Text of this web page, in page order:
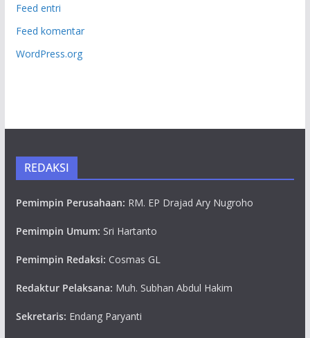
Feed entri
Feed komentar
WordPress.org
REDAKSI
Pemimpin Perusahaan: RM. EP Drajad Ary Nugroho
Pemimpin Umum: Sri Hartanto
Pemimpin Redaksi: Cosmas GL
Redaktur Pelaksana: Muh. Subhan Abdul Hakim
Sekretaris: Endang Paryanti